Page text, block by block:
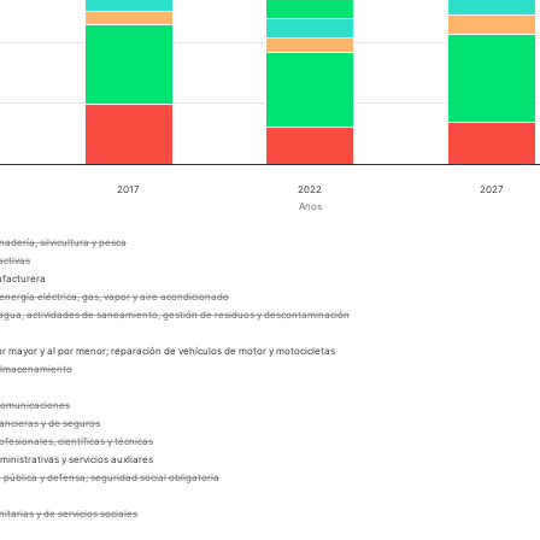
Anos
silvicultura y pesca
eléctrica, gas, vapor y aire acondicionado
actividades de saneamiento, gestión de residuos y descontaminación
mayor y al por menor; reparación de vehículos de motor y motocicletas
y de seguros
científicas y técnicas
y servicios auxliares
pública y defensa; seguridad social obligatoria
y de servicios sociales
2017 2022 2027